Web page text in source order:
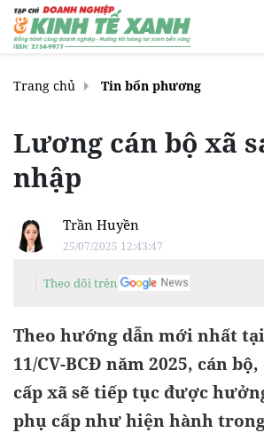
Trang chủ Tin bốn phương
Lương cán bộ xã
nhập
Trần Huyền
25/07/2025 12:43:47
Theo dõi trên
Theo hướng dẫn mới nhất
11/CV-BCĐ năm 2025, cán
cấp xã sẽ tiếp tục được
phụ cấp như hiện hành